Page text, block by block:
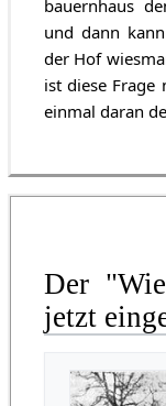
bauernhaus
und dann
der Hof
ist diese Frage
einmal daran
Der
jetzt